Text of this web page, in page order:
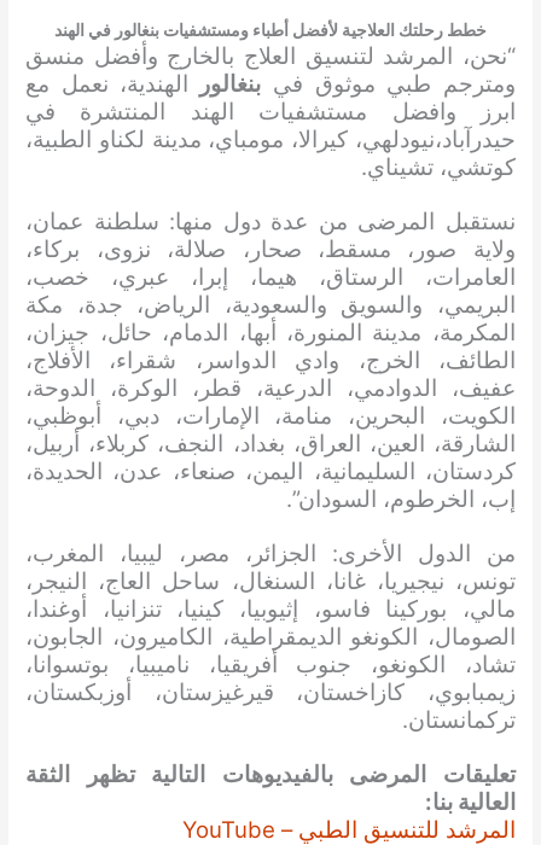
خطط رحلتك العلاجية لأفضل أطباء ومستشفيات بنغالور في الهند
“نحن، المرشد لتنسيق العلاج بالخارج وأفضل منسق
ومترجم طبي موثوق في بنغالور الهندية، نعمل مع
ابرز وافضل مستشفيات الهند المنتشرة في
حيدرآباد،نيودلهي، كيرالا، مومباي، مدينة لكناو الطبية،
كوتشي، تشيناي.
نستقبل المرضى من عدة دول منها: سلطنة عمان،
ولاية صور، مسقط، صحار، صلالة، نزوى، بركاء،
العامرات، الرستاق، هيما، إبرا، عبري، خصب،
البريمي، والسويق والسعودية، الرياض، جدة، مكة
المكرمة، مدينة المنورة، أبها، الدمام، حائل، جيزان،
الطائف، الخرج، وادي الدواسر، شقراء، الأفلاج،
عفيف، الدوادمي، الدرعية، قطر، الوكرة، الدوحة،
الكويت، البحرين، منامة، الإمارات، دبي، أبوظبي،
الشارقة، العين، العراق، بغداد، النجف، كربلاء، أربيل،
كردستان، السليمانية، اليمن، صنعاء، عدن، الحديدة،
إب، الخرطوم، السودان”.
من الدول الأخرى: الجزائر، مصر، ليبيا، المغرب،
تونس، نيجيريا، غانا، السنغال، ساحل العاج، النيجر،
مالي، بوركينا فاسو، إثيوبيا، كينيا، تنزانيا، أوغندا،
الصومال، الكونغو الديمقراطية، الكاميرون، الجابون،
تشاد، الكونغو، جنوب أفريقيا، ناميبيا، بوتسوانا،
زيمبابوي، كازاخستان، قيرغيزستان، أوزبكستان،
تركمانستان.
تعليقات المرضى بالفيديوهات التالية تظهر الثقة
العالية بنا:
المرشد للتنسيق الطبي – YouTube